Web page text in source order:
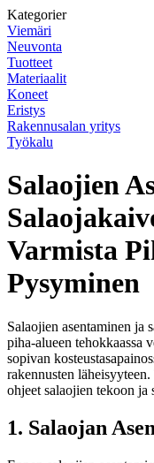
Kategorier
Viemäri
Neuvonta
Tuotteet
Materiaalit
Koneet
Eristys
Rakennusalan yritys
Työkalu
Salaojien
Varmista
Pysyminen
Salaojien asentaminen ja
piha-alueen tehokkaassa
sopivan
rakennusten
ohjeet salaojien tekoon ja
1. Salaojan